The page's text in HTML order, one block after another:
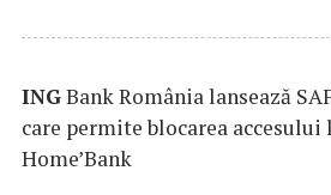
INGBank România lansează
care permite blocarea accesului
Home’Bank